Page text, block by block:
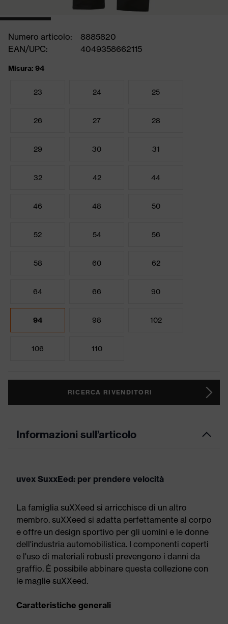
Numero articolo:
8885820
EAN/UPC:
4049358662115
Misura: 94
23 24 25
26 27 28
29 30 31
32 42 44
46 48 50
52 54 56
58 60 62
64 66 90
94 98 102
106 110
RICERCA RIVENDITORI
Informazioni sull’articolo
uvex SuxxEed: per prendere velocità
La famiglia suXXeed si arricchisce di un altro
membro. suXXeed si adatta perfettamente al corpo
e offre un design sportivo per gli uomini e le donne
dell'industria automobilistica. I componenti coperti
e l'uso di materiali robusti prevengono i danni da
graffio. È possibile abbinare questa collezione con
le maglie suXXeed.
Caratteristiche generali